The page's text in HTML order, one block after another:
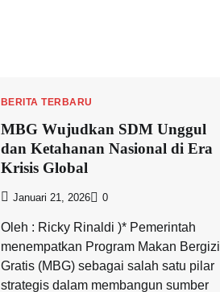
BERITA TERBARU
MBG Wujudkan SDM Unggul
dan Ketahanan Nasional di Era
Krisis Global
Januari 21, 2026 0
Oleh : Ricky Rinaldi )* Pemerintah
menempatkan Program Makan Bergizi
Gratis (MBG) sebagai salah satu pilar
strategis dalam membangun sumber